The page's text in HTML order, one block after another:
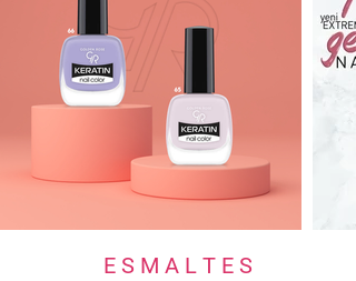
E S M A L T E S